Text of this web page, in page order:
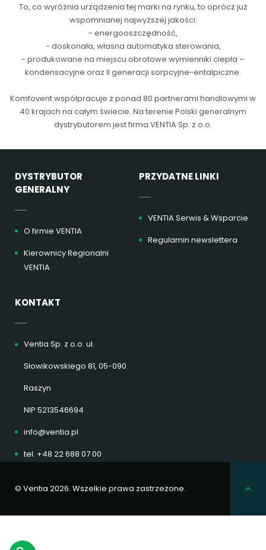
To, co wyróżnia urządzenia tej marki na rynku, to oprócz już
wspomnianej najwyższej jakości:
- energooszczędność,
- doskonała, własna automatyka sterowania,
- produkowane na miejscu obrotowe wymienniki ciepła –
kondensacyjne oraz II generacji sorpcyjne-entalpiczne.
Komfovent współpracuje z ponad 80 partnerami handlowymi w
40 krajach na całym świecie. Na terenie Polski generalnym
dystrybutorem jest firma VENTIA Sp. z o.o.
DYSTRYBUTOR
GENERALNY
O firmie VENTIA
Kierownicy Regionalni
VENTIA
PRZYDATNE LINKI
VENTIA Serwis & Wsparcie
Regulamin newslettera
KONTAKT
Ventia Sp. z o.o. ul.
Słowikowskiego 81, 05-090
Raszyn
NIP 5213546694
info@ventia.pl
tel. +48 22 688 07 00
© Ventia 2026. Wszelkie prawa zastrzeżone.